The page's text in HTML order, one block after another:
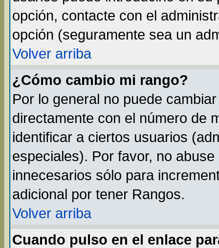
opción, contacte con el
opción (seguramente sea un
Volver arriba
¿Cómo cambio mi rango?
Por lo general no puede
directamente con el número de
identificar a ciertos usuarios
especiales). Por favor, no
innecesarios sólo para
adicional por tener Rangos.
Volver arriba
Cuando pulso en el enlace